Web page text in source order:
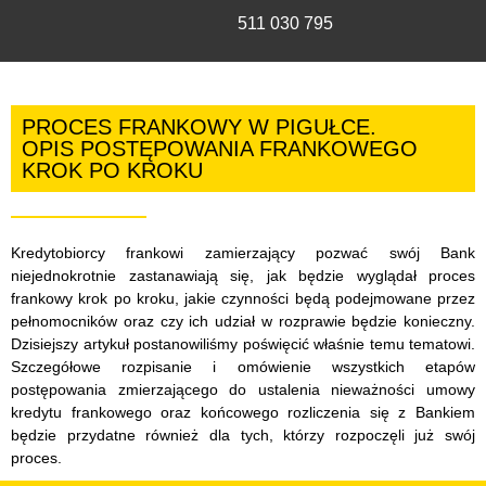
511 030 795
PROCES FRANKOWY W PIGUŁCE.
OPIS POSTĘPOWANIA FRANKOWEGO
KROK PO KROKU
Kredytobiorcy frankowi zamierzający pozwać swój Bank
niejednokrotnie zastanawiają się, jak będzie wyglądał proces
frankowy krok po kroku, jakie czynności będą podejmowane przez
pełnomocników oraz czy ich udział w rozprawie będzie konieczny.
Dzisiejszy artykuł postanowiliśmy poświęcić właśnie temu tematowi.
Szczegółowe rozpisanie i omówienie wszystkich etapów
postępowania zmierzającego do ustalenia nieważności umowy
kredytu frankowego oraz końcowego rozliczenia się z Bankiem
będzie przydatne również dla tych, którzy rozpoczęli już swój
proces.